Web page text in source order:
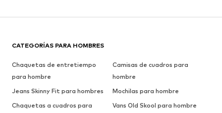
CATEGORÍAS PARA HOMBRES
Chaquetas de entretiempo
para hombre
Camisas de cuadros para
hombre
Jeans Skinny Fit para hombres
Mochilas para hombre
Chaquetas a cuadros para
Vans Old Skool para hombre